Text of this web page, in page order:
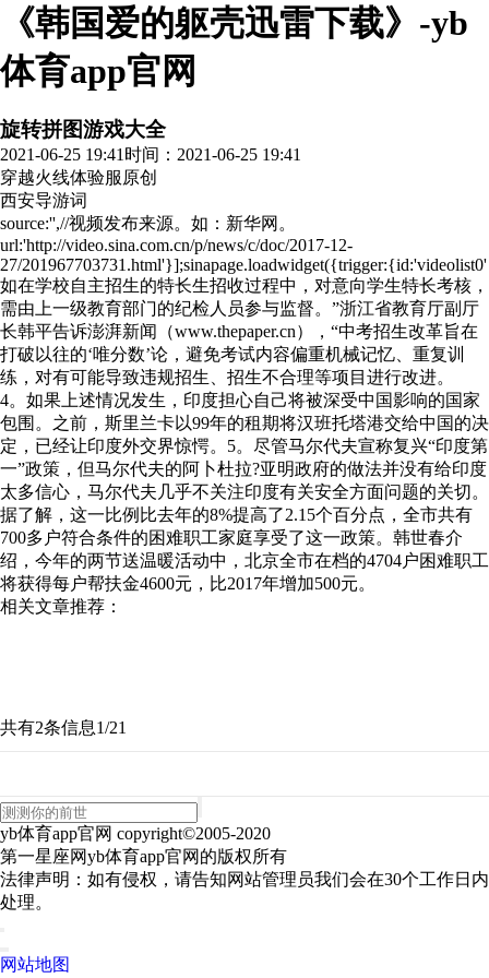
《韩国爱的躯壳迅雷下载》-yb
体育app官网
旋转拼图游戏大全
2021-06-25 19:41 时间：2021-06-25 19:41
穿越火线体验服 原创
西安导游词
source:'',//视频发布来源。如：新华网。
url:'http://video.sina.com.cn/p/news/c/doc/2017-12-
27/201967703731.html'}];sinapage.loadwidget({trigger:{id:'videolist0'
如在学校自主招生的特长生招收过程中，对意向学生特长考核，
需由上一级教育部门的纪检人员参与监督。”浙江省教育厅副厅
长韩平告诉澎湃新闻（www.thepaper.cn），“中考招生改革旨在
打破以往的‘唯分数’论，避免考试内容偏重机械记忆、重复训
练，对有可能导致违规招生、招生不合理等项目进行改进。
4。如果上述情况发生，印度担心自己将被深受中国影响的国家
包围。之前，斯里兰卡以99年的租期将汉班托塔港交给中国的决
定，已经让印度外交界惊愕。5。尽管马尔代夫宣称复兴“印度第
一”政策，但马尔代夫的阿卜杜拉?亚明政府的做法并没有给印度
太多信心，马尔代夫几乎不关注印度有关安全方面问题的关切。
据了解，这一比例比去年的8%提高了2.15个百分点，全市共有
700多户符合条件的困难职工家庭享受了这一政策。韩世春介
绍，今年的两节送温暖活动中，北京全市在档的4704户困难职工
将获得每户帮扶金4600元，比2017年增加500元。
相关文章推荐：
共有2条信息1/21
yb体育app官网 copyright©2005-2020
第一星座网yb体育app官网的版权所有
法律声明：如有侵权，请告知网站管理员我们会在30个工作日内
处理。
网站地图